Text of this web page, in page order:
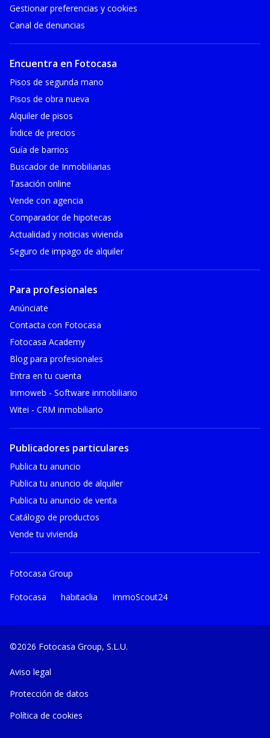
Gestionar preferencias y cookies
Canal de denuncias
Encuentra en Fotocasa
Pisos de segunda mano
Pisos de obra nueva
Alquiler de pisos
Índice de precios
Guía de barrios
Buscador de Inmobiliarias
Tasación online
Vende con agencia
Comparador de hipotecas
Actualidad y noticias vivienda
Seguro de impago de alquiler
Para profesionales
Anúnciate
Contacta con Fotocasa
Fotocasa Academy
Blog para profesionales
Entra en tu cuenta
Inmoweb - Software inmobiliario
Witei - CRM inmobiliario
Publicadores particulares
Publica tu anuncio
Publica tu anuncio de alquiler
Publica tu anuncio de venta
Catálogo de productos
Vende tu vivienda
Fotocasa Group
Fotocasa habitaclia ImmoScout24
©2026 Fotocasa Group, S.L.U.
Aviso legal
Protección de datos
Política de cookies